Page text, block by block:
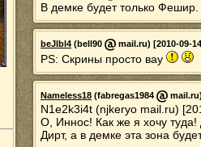
В демке будет только Фешир.
beJlbl4 (bell90 mail.ru) [2010-09-
PS: Скрины просто вау
Nameless18 (fabregas1984
N1e2k3i4t (njkeryo mail.ru)
О, Иннос! Как же я хочу туда!
Дирт, а в демке эта зона